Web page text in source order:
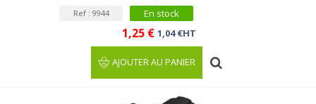
Ref : 9944 En stock
1,25 € 1,04 €HT
AJOUTER AU PANIER